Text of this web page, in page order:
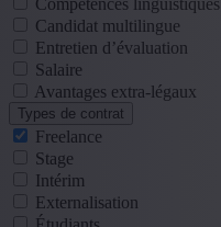
Compétences linguistiques
Candidat multilingue
Entretien d’évaluation
Salaire
Avantages extra-légaux
Types de contrat
Freelance
Stage
Intérim
Externalisation